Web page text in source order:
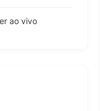
ao vivo